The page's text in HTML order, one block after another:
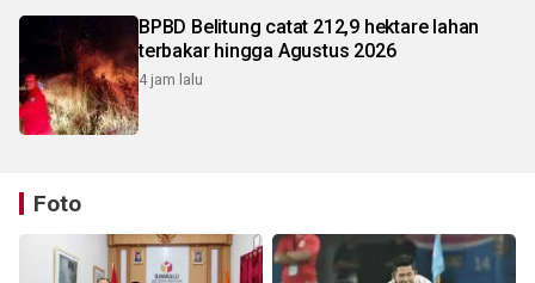
BPBD Belitung catat 212,9 hektare lahan
terbakar hingga Agustus 2026
4 jam lalu
Foto